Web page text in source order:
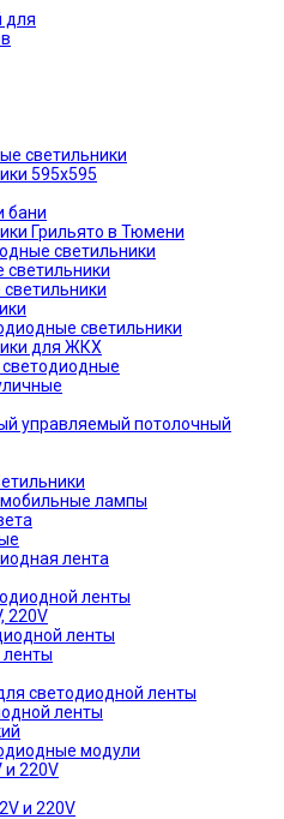
для
светильники
595х595
бани
Грильято в Тюмени
светильники
светильники
для ЖКХ
управляемый потолочный
лампы
лента
ленты
220V
ленты
светодиодной ленты
ленты
модули
и 220V
и 220V